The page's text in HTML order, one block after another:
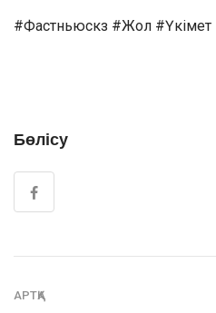
#Фастньюскз #Жол #Үкімет
Бөлісу
АРТҚА